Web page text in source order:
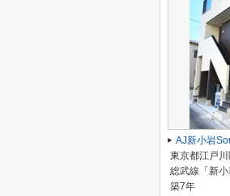
AJ新小岩
東京都江戸
総武線「新
築7年